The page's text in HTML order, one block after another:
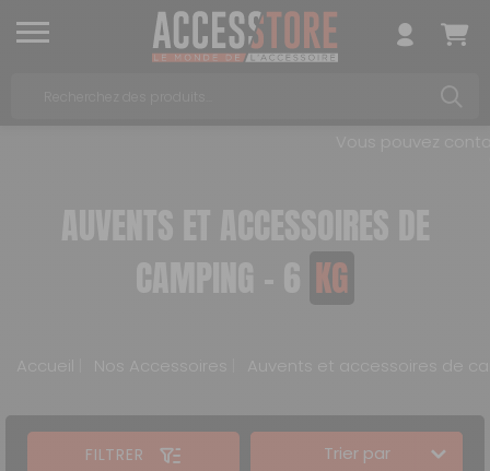
Vous pouvez
KG
FILTRER Trier par